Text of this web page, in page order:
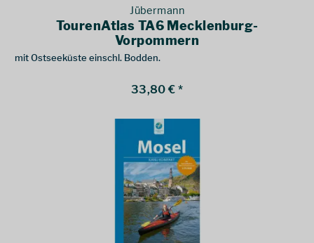
Jübermann
TourenAtlas TA6 Mecklenburg-
Vorpommern
mit Ostseeküste einschl. Bodden.
33,80 € *